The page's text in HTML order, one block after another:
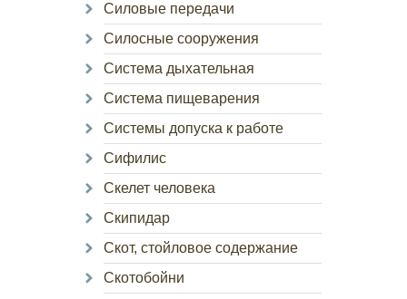
Силовые передачи
Силосные сооружения
Система дыхательная
Система пищеварения
Системы допуска к работе
Сифилис
Скелет человека
Скипидар
Скот, стойловое содержание
Скотобойни